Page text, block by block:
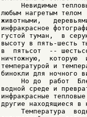
Невидимые
любым нагретым
животными,
инфракрасное
густой туман,  в
высоту в пять-шесть
в  пятьсот  --
ничтожную,  которую
температурой и
бинокли для ночного
Но до  работ
водной среде и
инфракрасные
другие находящиеся в
Температура